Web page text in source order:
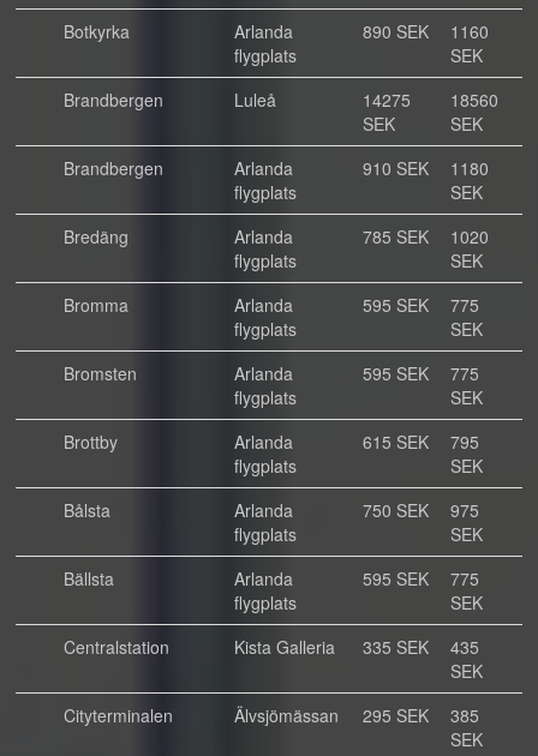
Botkyrka
Arlanda
flygplats
890 SEK
1160
SEK
Brandbergen
Luleå
14275
SEK
18560
SEK
Brandbergen
Arlanda
flygplats
910 SEK
1180
SEK
Bredäng
Arlanda
flygplats
785 SEK
1020
SEK
Bromma
Arlanda
flygplats
595 SEK
775
SEK
Bromsten
Arlanda
flygplats
595 SEK
775
SEK
Brottby
Arlanda
flygplats
615 SEK
795
SEK
Bålsta
Arlanda
flygplats
750 SEK
975
SEK
Bällsta
Arlanda
flygplats
595 SEK
775
SEK
Centralstation
Kista Galleria 335 SEK
435
SEK
Cityterminalen
Älvsjömässan 295 SEK
385
SEK